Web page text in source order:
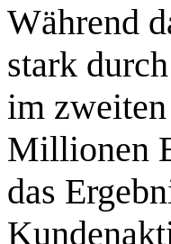
Während
stark
im
Millionen
das